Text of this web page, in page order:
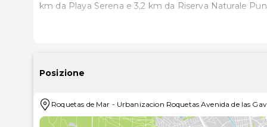
km da Playa Serena e 3,2 km da Riserva Naturale
Scegli una delle 515 camere della struttura, tutte
asciugacapelli.
acquatico e una sauna. Questo hotel offre, inoltre,
Posizione
Roquetas de Mar - Urbanizacion Roquetas Avenida de las